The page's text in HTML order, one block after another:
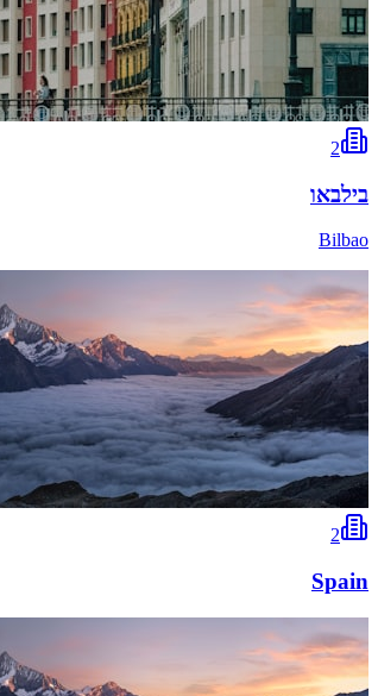
2
בילבאו
Bilbao
2
Spain